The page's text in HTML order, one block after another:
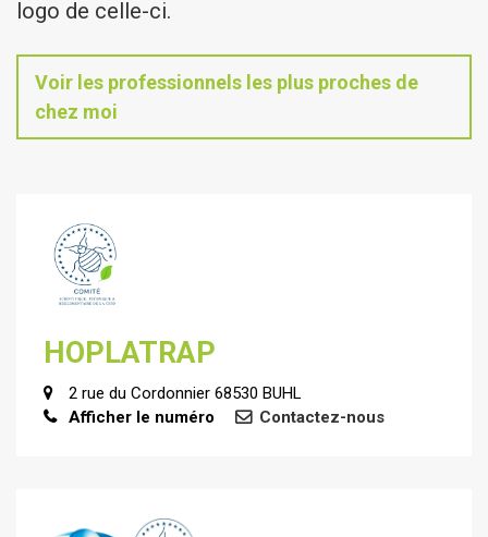
logo de celle-ci.
Voir les professionnels les plus proches de
chez moi
HOPLATRAP
2 rue du Cordonnier 68530 BUHL
Afficher le numéro
Contactez-nous